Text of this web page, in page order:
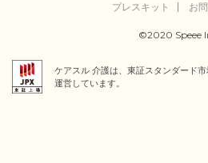
プレスキット
お
©2020 Speee
ケアスル 介護は、東証スタンダード
運営しています。